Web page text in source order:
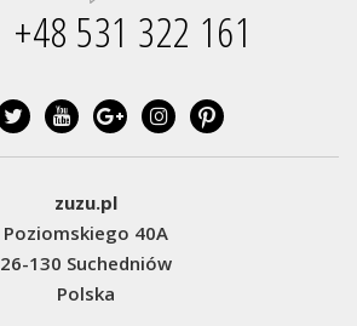
+48 531 322 161‬
zuzu.pl
Poziomskiego 40A
26-130 Suchedniów
Polska